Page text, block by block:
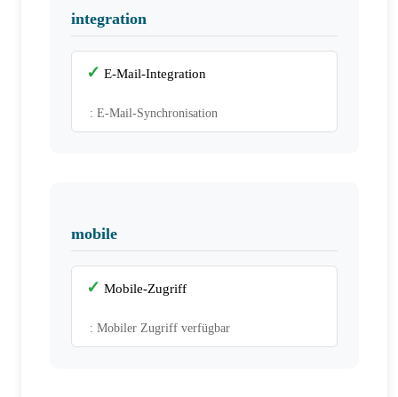
integration
E-Mail-Integration
: E-Mail-Synchronisation
mobile
Mobile-Zugriff
: Mobiler Zugriff verfügbar